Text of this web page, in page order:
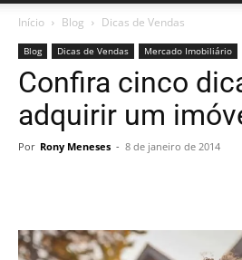
Início Blog Dicas de Vendas
Blog Dicas de Vendas Mercado Imobiliário
Confira cinco
adquirir um
Por Rony Meneses - 8 de janeiro de 2014